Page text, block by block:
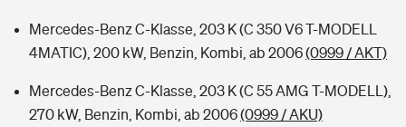
Mercedes-Benz C-Klasse, 203 K (C 350 V6 T-MODELL
4MATIC), 200 kW, Benzin, Kombi, ab 2006(0999 / AKT)
Mercedes-Benz C-Klasse, 203 K (C 55 AMG T-MODELL),
270 kW, Benzin, Kombi, ab 2006(0999 / AKU)